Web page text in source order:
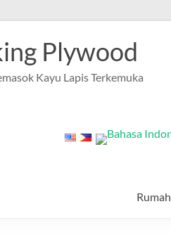
Plywood
Kayu Lapis Terkemuka
Rumah